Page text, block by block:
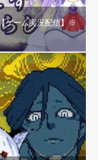
ゲーム実況配信】※